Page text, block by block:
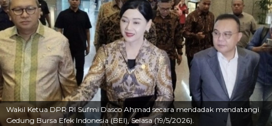
Wakil Ketua DPR RI Sufmi Dasco Ahmad secara mendadak mendatangi
Gedung Bursa Efek Indonesia (BEI), Selasa (19/5/2026).